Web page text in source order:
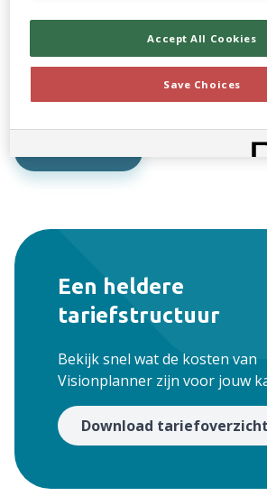
Tussentijdse Cijfers
Maand- en kwartaalrapportage met
Een heldere
tariefstructuur
Bekijk snel wat de kosten van
Visionplanner zijn voor jouw
Download tariefoverzicht
Accept All Cookies
Save Choices